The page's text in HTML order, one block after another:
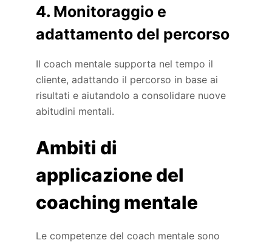
4. Monitoraggio e
adattamento del percorso
Il coach mentale supporta nel tempo il
cliente, adattando il percorso in base ai
risultati e aiutandolo a consolidare nuove
abitudini mentali.
Ambiti di
applicazione del
coaching mentale
Le competenze del coach mentale sono